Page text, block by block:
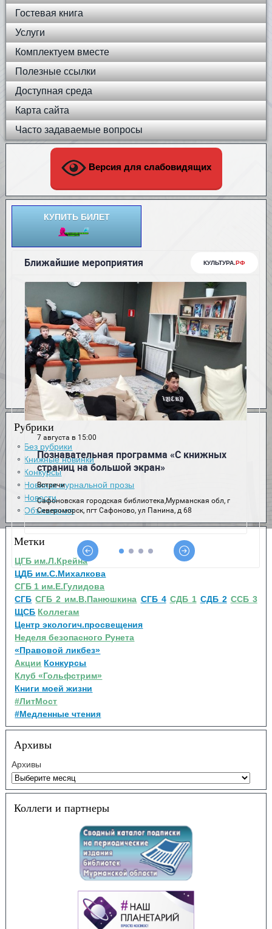
Гостевая книга
Услуги
Комплектуем вместе
Полезные ссылки
Доступная среда
Карта сайта
Часто задаваемые вопросы
Версия для слабовидящих
КУПИТЬ БИЛЕТ
Рубрики
Без рубрики
Книжные новинки
Конкурсы
Новинки журнальной прозы
Новости
Объявления
Метки
ЦГБ им.Л.Крейна
ЦДБ им.С.Михалкова
СГБ 1 им.Е.Гулидова
СГБ СГБ 2 им.В.Панюшкина СГБ 4 СДБ 1 СДБ 2 ССБ 3
ЩСБ Коллегам
Центр экологич.просвещения
Неделя безопасного Рунета
«Правовой ликбез»
Акции Конкурсы
Клуб «Гольфстрим»
Книги моей жизни
#ЛитМост
#Медленные чтения
Архивы
Архивы
Коллеги и партнеры